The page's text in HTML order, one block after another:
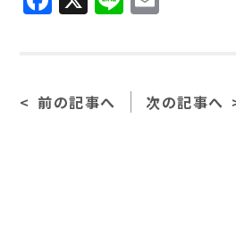
前の記事へ 次の記事へ